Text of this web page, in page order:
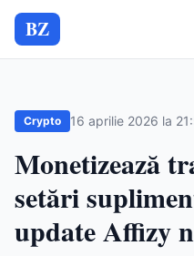
BZ
Crypto 16 aprilie 2026 la
Monetizează
setări
update Affizy